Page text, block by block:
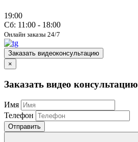
19:00
Сб: 11:00 - 18:00
Онлайн заказы 24/7
Заказать видеоконсультацию
×
Заказать видео консультацию
Имя
Телефон
Отправить